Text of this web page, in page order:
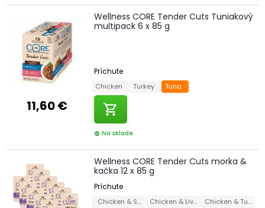
11,60 €
Wellness CORE Tender Cuts Tuniakový
multipack 6 x 85 g
Príchute
Chicken Turkey Tuna
shopping_cart
check_circle Na sklade
Wellness CORE Tender Cuts morka &
kačka 12 x 85 g
Príchute
Chicken & SalmonChicken & Liver
Chicken & Turkey